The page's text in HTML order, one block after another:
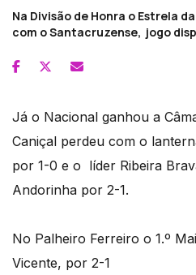
Na Divisão de Honra o Estrela
com o Santacruzense, jogo
Já o Nacional ganhou a
Caniçal perdeu com o
por 1-0 e o líder Ribeira
Andorinha por 2-1.
No Palheiro Ferreiro o 1.º
Vicente, por 2-1